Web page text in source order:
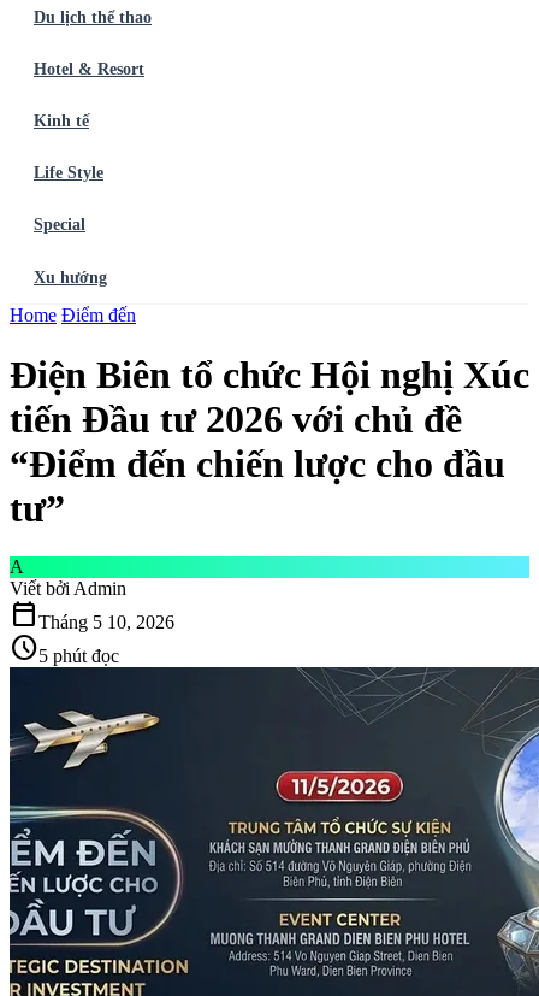
Du lịch thể thao
Hotel & Resort
Kinh tế
Life Style
Special
Xu hướng
Trang chủẨm thực
KÝ NGAY
Home Điểm đến
Điện Biên tổ chức Hội nghị Xúc
tiến Đầu tư 2026 với chủ đề
“Điểm đến chiến lược cho đầu
tư”
A
Viết bởi Admin
calendar_todayTháng 5 10, 2026
schedule5 phút đọc